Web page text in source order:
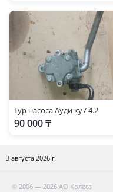
Гур насоса Ауди ку7 4.2
90 000 ₸
3 августа 2026 г.
© 2006 — 2026 АО Колеса